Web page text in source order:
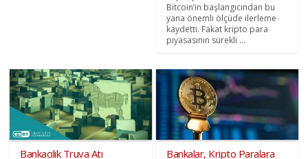
Bitcoin’in başlangıcından bu
yana önemli ölçüde ilerleme
kaydetti. Fakat kripto para
piyasasının sürekli ...
Bankacılık Truva Atı
Bankalar, Kripto Paralara